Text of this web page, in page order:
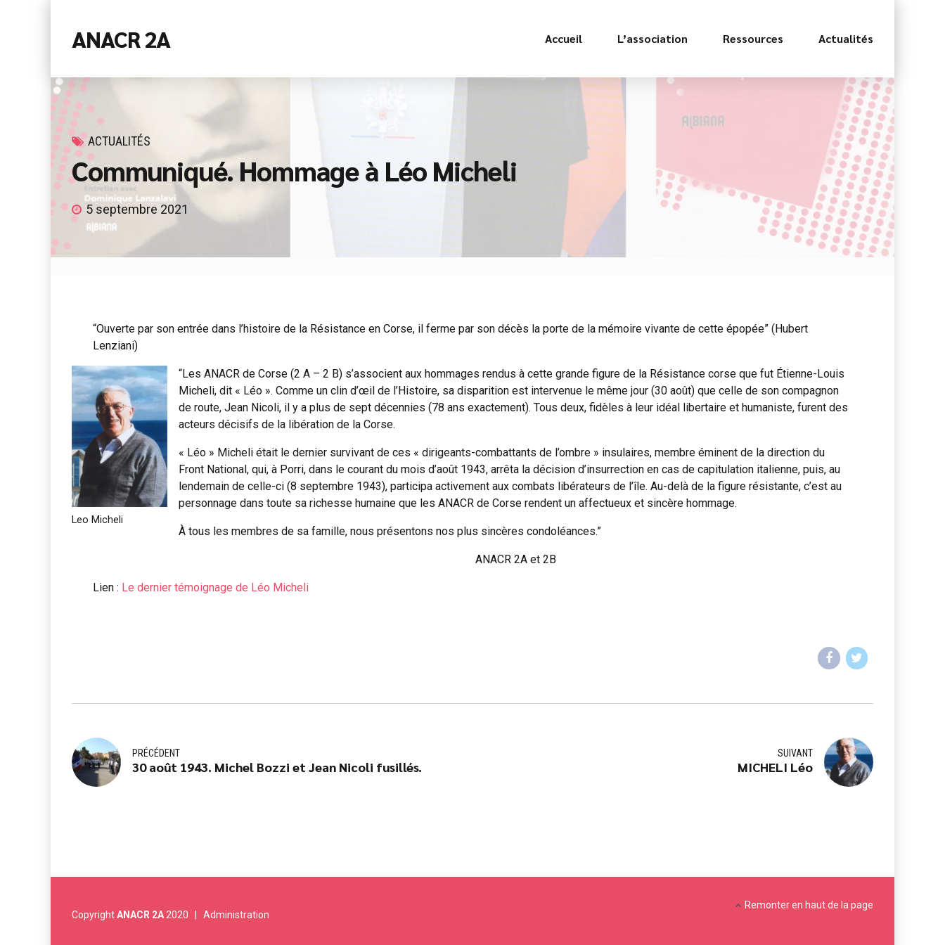
ANACR 2A Accueil L’association Ressources Actualités
ACTUALITÉS
Communiqué. Hommage à Léo Micheli
5 septembre 2021
“Ouverte par son entrée dans l’histoire de la Résistance en Corse, il ferme par son décès la porte de la mémoire vivante de cette épopée” (Hubert
Lenziani)
Leo Micheli
“Les ANACR de Corse (2 A – 2 B) s’associent aux hommages rendus à cette grande figure de la Résistance corse que fut Étienne-Louis
Micheli, dit « Léo ». Comme un clin d’œil de l’Histoire, sa disparition est intervenue le même jour (30 août) que celle de son compagnon
de route, Jean Nicoli, il y a plus de sept décennies (78 ans exactement). Tous deux, fidèles à leur idéal libertaire et humaniste, furent des
acteurs décisifs de la libération de la Corse.
« Léo » Micheli était le dernier survivant de ces « dirigeants-combattants de l’ombre » insulaires, membre éminent de la direction du
Front National, qui, à Porri, dans le courant du mois d’août 1943, arrêta la décision d’insurrection en cas de capitulation italienne, puis, au
lendemain de celle-ci (8 septembre 1943), participa activement aux combats libérateurs de l’île. Au-delà de la figure résistante, c’est au
personnage dans toute sa richesse humaine que les ANACR de Corse rendent un affectueux et sincère hommage.
À tous les membres de sa famille, nous présentons nos plus sincères condoléances.”
ANACR 2A et 2B
Lien : Le dernier témoignage de Léo Micheli
PRÉCÉDENT
30 août 1943. Michel Bozzi et Jean Nicoli fusillés.
SUIVANT
MICHELI Léo
CopyrightANACR 2A 2020 | Administration
Remonter en haut de la page